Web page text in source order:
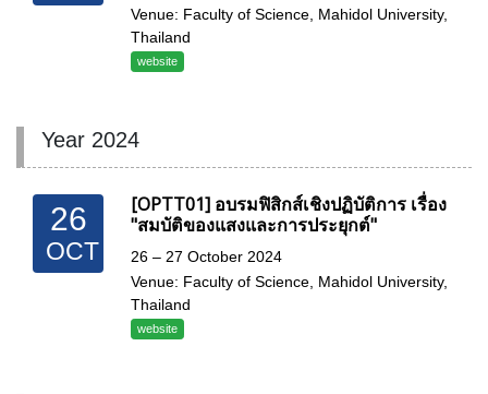
Venue: Faculty of Science, Mahidol University,
Thailand
website
Year 2024
26
OCT
[OPTT01] อบรมฟิสิกส์เชิงปฏิบัติการ เรื่อง
"สมบัติของแสงและการประยุกต์"
26 – 27 October 2024
Venue: Faculty of Science, Mahidol University,
Thailand
website